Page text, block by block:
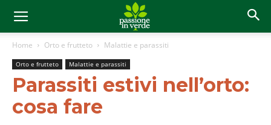
Home Orto e frutteto Malattie e parassiti
Orto e frutteto Malattie e parassiti
Parassiti estivi nell’orto:
cosa fare